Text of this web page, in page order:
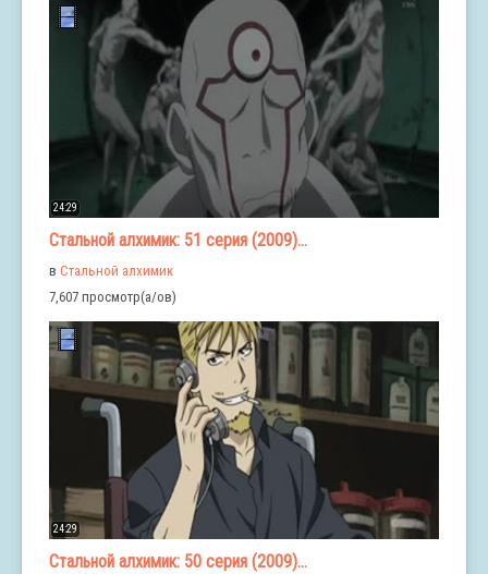
24:29
Стальной алхимик: 51 серия (2009)...
в Стальной алхимик
7,607 просмотр(а/ов)
24:29
Стальной алхимик: 50 серия (2009)...